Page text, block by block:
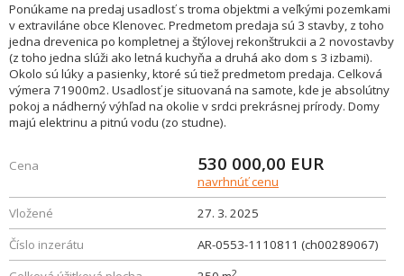
Ponúkame na predaj usadlosť s troma objektmi a veľkými pozemkami
v extraviláne obce Klenovec. Predmetom predaja sú 3 stavby, z toho
jedna drevenica po kompletnej a štýlovej rekonštrukcii a 2 novostavby
(z toho jedna slúži ako letná kuchyňa a druhá ako dom s 3 izbami).
Okolo sú lúky a pasienky, ktoré sú tiež predmetom predaja. Celková
výmera 71900m2. Usadlosť je situovaná na samote, kde je absolútny
pokoj a nádherný výhľad na okolie v srdci prekrásnej prírody. Domy
majú elektrinu a pitnú vodu (zo studne).
Cena 530 000,00 EUR
navrhnúť cenu
Vložené
27. 3. 2025
Číslo inzerátu
AR-0553-1110811 (ch00289067)
2